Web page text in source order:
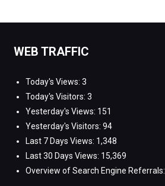
WEB TRAFFIC
Today's Views: 3
Today's Visitors: 3
Yesterday's Views: 151
Yesterday's Visitors: 94
Last 7 Days Views: 1,348
Last 30 Days Views: 15,369
Overview of Search Engine Referrals: